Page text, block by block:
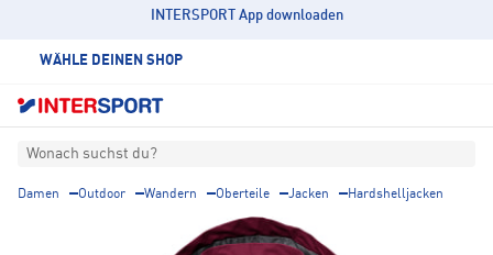
INTERSPORT App downloaden
WÄHLE DEINEN SHOP
Wonach suchst du?
Damen Outdoor Wandern Oberteile Jacken Hardshelljacken